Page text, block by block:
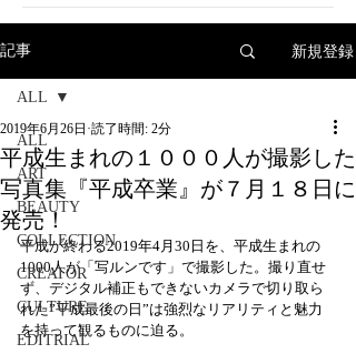
記事 新規登録
ALL
ART
BEAUTY
COLLECTION
CREATOR
CULTURE
EDITRIAL
ALL
平成生まれの１０００人が撮影した
写真集『平成卒業』が７月１８日に
発売！
2019年6月26日 読了時間: 2分
平成が終わる2019年4月30日を、平成生まれの
1000人が「写ルンです」で撮影した。撮り直せ
ず、デジタル補正もできないカメラで切り取ら
れた”平成最後の日”は強烈なリアリティと魅力
を持って観るものに迫る。